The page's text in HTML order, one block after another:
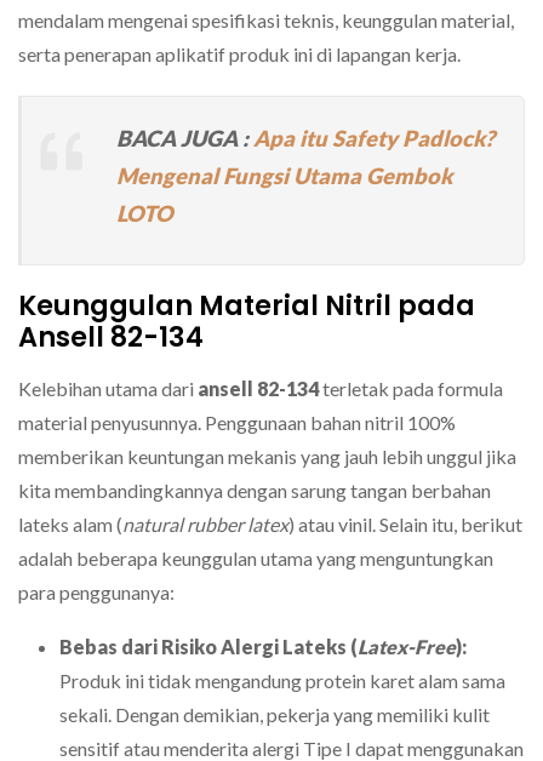
mendalam mengenai spesifikasi teknis, keunggulan material,
serta penerapan aplikatif produk ini di lapangan kerja.
BACA JUGA :Apa itu Safety Padlock?
Mengenal Fungsi Utama Gembok
LOTO
Keunggulan Material Nitril pada
Ansell 82-134
Kelebihan utama dari ansell 82-134terletak pada formula
material penyusunnya. Penggunaan bahan nitril 100%
memberikan keuntungan mekanis yang jauh lebih unggul jika
kita membandingkannya dengan sarung tangan berbahan
lateks alam (natural rubber latex) atau vinil. Selain itu, berikut
adalah beberapa keunggulan utama yang menguntungkan
para penggunanya:
Bebas dari Risiko Alergi Lateks (Latex-Free):
Produk ini tidak mengandung protein karet alam sama
sekali. Dengan demikian, pekerja yang memiliki kulit
sensitif atau menderita alergi Tipe I dapat menggunakan